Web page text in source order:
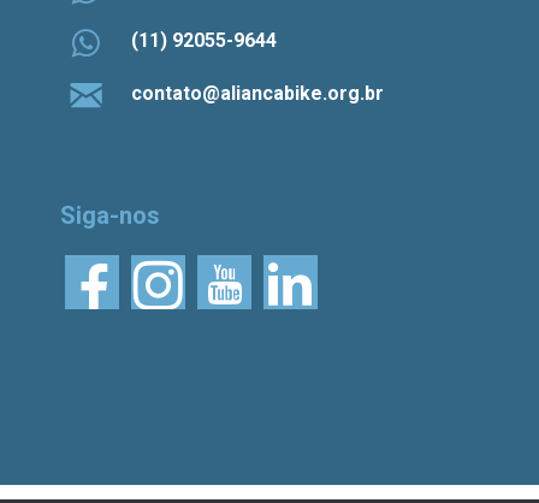
(11) 92055-9644
contato@aliancabike.org.br
Siga-nos